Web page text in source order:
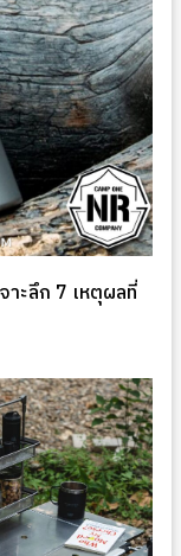
าะลึก 7 เหตุผลที่